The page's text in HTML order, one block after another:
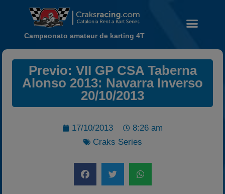
Noticias
Calendario
Carreras finalizadas
Temporada 2026
Campeonato amateur de karting 4T
Previo: VII GP CSA Taberna
Alonso 2013: Navarra Inverso
20/10/2013
17/10/2013
8:26 am
Craks Series